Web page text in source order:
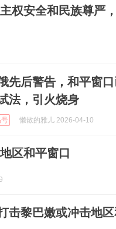
权安全和民族尊严
先后警告，和平窗
法，引火烧身
号 懒散的雅儿 2026-04-10
区和平窗口
击黎巴嫩或冲击地区